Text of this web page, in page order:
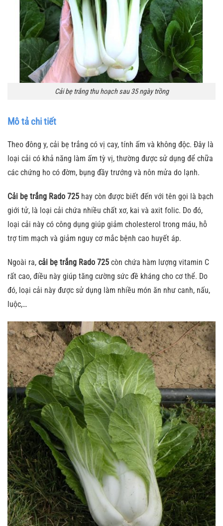
Cải bẹ trắng thu hoạch sau 35 ngày trồng
Mô tả chi tiết
Theo đông y, cải bẹ trắng có vị cay, tính ấm và không độc. Đây là
loại cải có khả năng làm ấm tỳ vị, thường được sử dụng để chữa
các chứng ho có đờm, bụng đầy trướng và nôn mửa do lạnh.
Cải bẹ trắng Rado 725 hay còn được biết đến với tên gọi là bạch
giới tử, là loại cải chứa nhiều chất xơ, kai và axit folic. Do đó,
loại cải này có công dụng giúp giảm cholesterol trong máu, hỗ
trợ tim mạch và giảm nguy cơ mắc bệnh cao huyết áp.
Ngoài ra, cải bẹ trắng Rado 725 còn chứa hàm lượng vitamin C
rất cao, điều này giúp tăng cường sức đề kháng cho cơ thể. Do
đó, loại cải này được sử dụng làm nhiều món ăn như canh, nấu,
luộc,…